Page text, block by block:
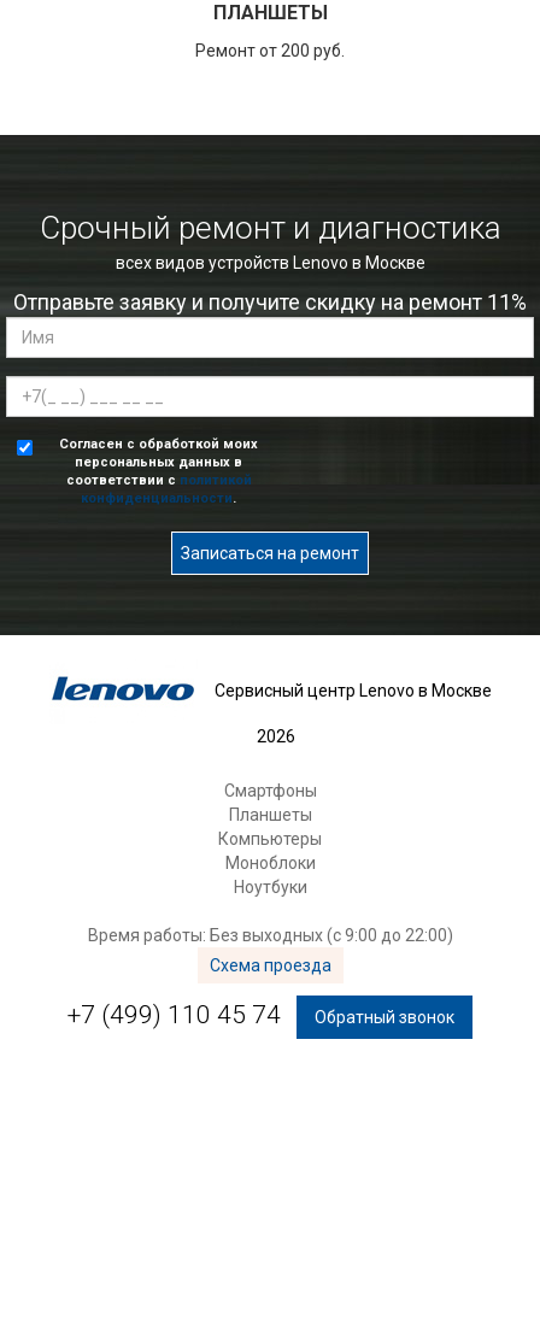
ПЛАНШЕТЫ
Ремонт от 200 руб.
Срочный ремонт и диагностика
всех видов устройств Lenovo в Москве
Отправьте заявку и получите скидку на ремонт 11%
Согласен с обработкой моих
персональных данных в
соответствии с политикой
конфиденциальности.
Записаться на ремонт
Сервисный центр Lenovo в Москве
2026
Смартфоны
Планшеты
Компьютеры
Моноблоки
Ноутбуки
Время работы: Без выходных (с 9:00 до 22:00)
Схема проезда
+7 (499) 110 45 74 Обратный звонок